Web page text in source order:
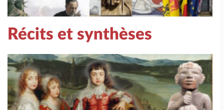
Récits et synthèses